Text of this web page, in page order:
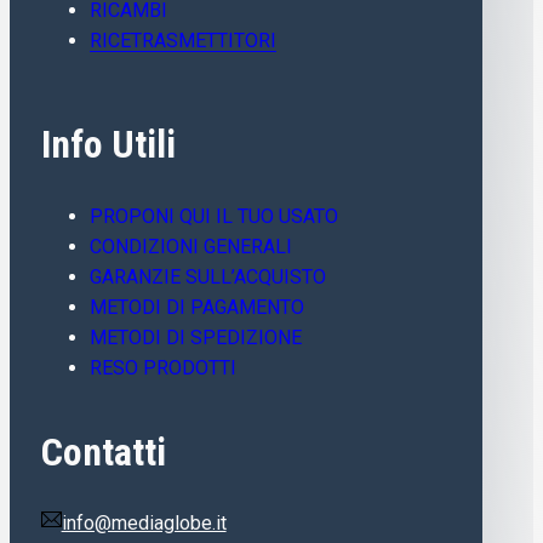
RICAMBI
RICETRASMETTITORI
Info Utili
PROPONI QUI IL TUO USATO
CONDIZIONI GENERALI
GARANZIE SULL’ACQUISTO
METODI DI PAGAMENTO
METODI DI SPEDIZIONE
RESO PRODOTTI
Contatti
info@mediaglobe.it